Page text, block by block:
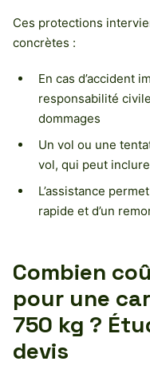
Ces protections
concrètes :
En cas d’accident
responsabilité
dommages
Un vol ou une
vol, qui peut
L’assistance
rapide et d’un
Combien
pour une
750 kg ?
devis